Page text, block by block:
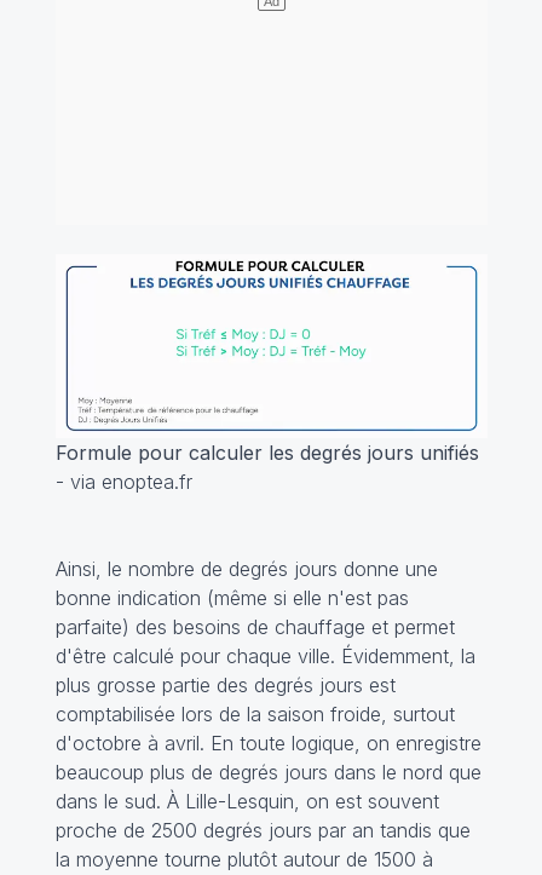
Formule pour calculer les degrés jours unifiés
- via enoptea.fr
Ainsi, le nombre de degrés jours donne une
bonne indication (même si elle n'est pas
parfaite) des besoins de chauffage et permet
d'être calculé pour chaque ville. Évidemment, la
plus grosse partie des degrés jours est
comptabilisée lors de la saison froide, surtout
d'octobre à avril. En toute logique, on enregistre
beaucoup plus de degrés jours dans le nord que
dans le sud. À Lille-Lesquin, on est souvent
proche de 2500 degrés jours par an tandis que
la moyenne tourne plutôt autour de 1500 à